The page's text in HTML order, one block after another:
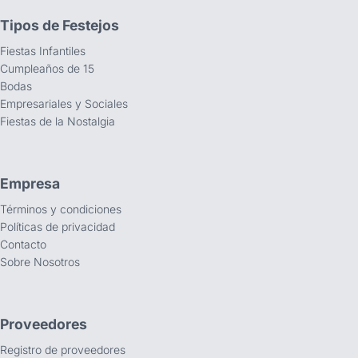
Tipos de Festejos
Fiestas Infantiles
Cumpleaños de 15
Bodas
Empresariales y Sociales
Fiestas de la Nostalgia
Empresa
Términos y condiciones
Políticas de privacidad
Contacto
Sobre Nosotros
Proveedores
Registro de proveedores